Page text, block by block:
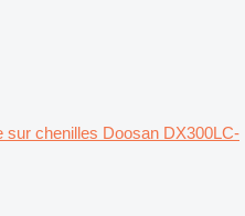
sur chenilles Doosan DX300LC-